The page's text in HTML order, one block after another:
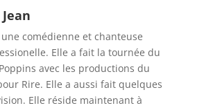
comédienne et chanteuse
Elle a fait la tournée du
avec les productions du
Rire. Elle a aussi fait quelques
Elle réside maintenant à